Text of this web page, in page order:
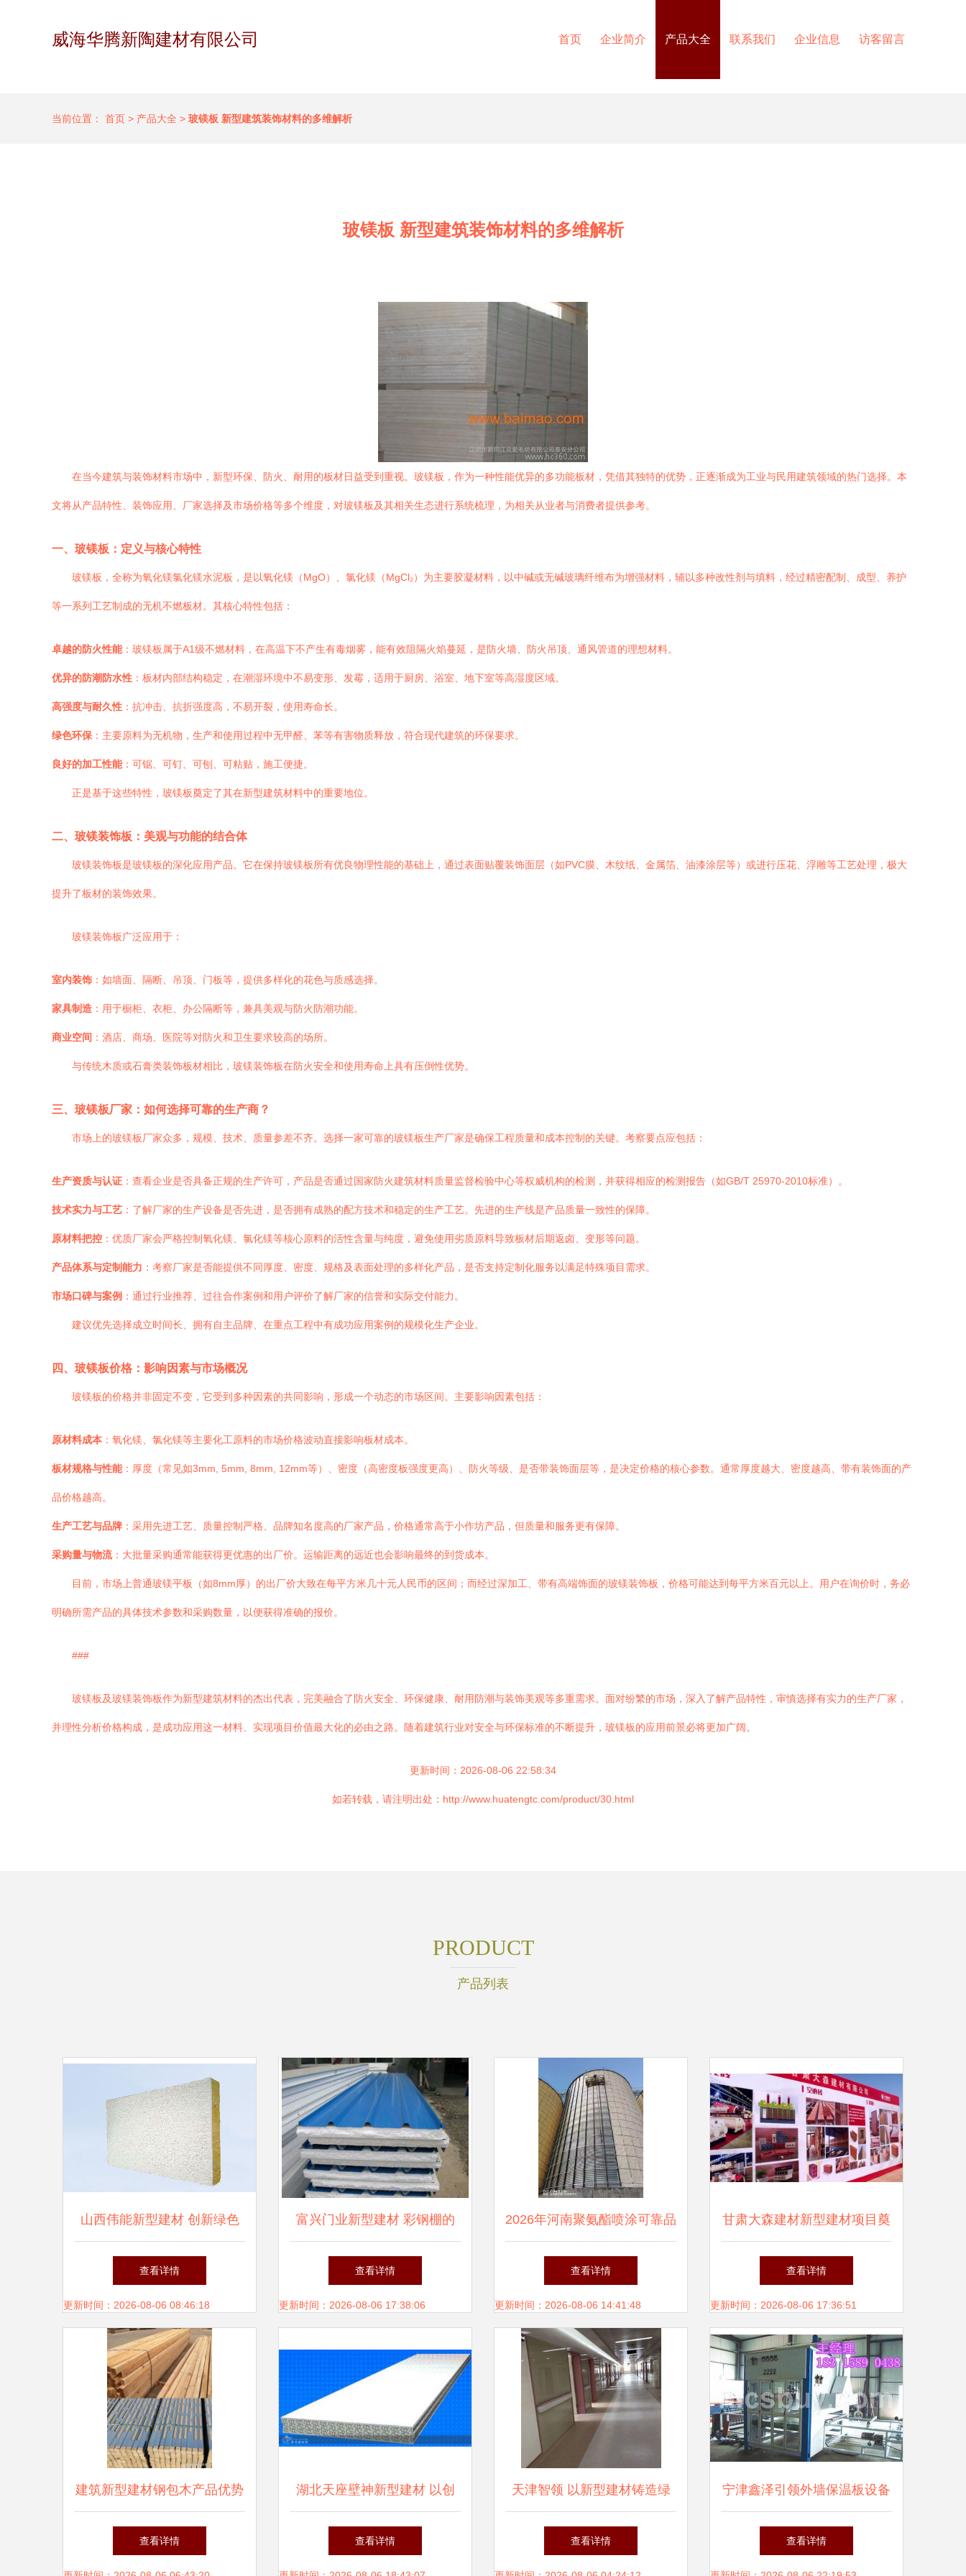
威海华腾新陶建材有限公司 首页 企业简介 产品大全 联系我们 企业信息 访客留言
当前位置： 首页 > 产品大全 > 玻镁板 新型建筑装饰材料的多维解析
玻镁板 新型建筑装饰材料的多维解析
在当今建筑与装饰材料市场中，新型环保、防火、耐用的板材日益受到重视。玻镁板，作为一种性能优异的多功能板材，凭借其独特的优势，正逐渐成为工业与民用建筑领域的热门选择。本
文将从产品特性、装饰应用、厂家选择及市场价格等多个维度，对玻镁板及其相关生态进行系统梳理，为相关从业者与消费者提供参考。
一、玻镁板：定义与核心特性
玻镁板，全称为氧化镁氯化镁水泥板，是以氧化镁（MgO）、氯化镁（MgCl₂）为主要胶凝材料，以中碱或无碱玻璃纤维布为增强材料，辅以多种改性剂与填料，经过精密配制、成型、养护
等一系列工艺制成的无机不燃板材。其核心特性包括：
卓越的防火性能：玻镁板属于A1级不燃材料，在高温下不产生有毒烟雾，能有效阻隔火焰蔓延，是防火墙、防火吊顶、通风管道的理想材料。
优异的防潮防水性 ：板材内部结构稳定，在潮湿环境中不易变形、发霉，适用于厨房、浴室、地下室等高湿度区域。
高强度与耐久性 ：抗冲击、抗折强度高，不易开裂，使用寿命长。
绿色环保 ：主要原料为无机物，生产和使用过程中无甲醛、苯等有害物质释放，符合现代建筑的环保要求。
良好的加工性能：可锯、可钉、可刨、可粘贴，施工便捷。
正是基于这些特性，玻镁板奠定了其在新型建筑材料中的重要地位。
二、玻镁装饰板：美观与功能的结合体
玻镁装饰板是玻镁板的深化应用产品。它在保持玻镁板所有优良物理性能的基础上，通过表面贴覆装饰面层（如PVC膜、木纹纸、金属箔、油漆涂层等）或进行压花、浮雕等工艺处理，极大
提升了板材的装饰效果。
玻镁装饰板广泛应用于：
室内装饰 ：如墙面、隔断、吊顶、门板等，提供多样化的花色与质感选择。
家具制造 ：用于橱柜、衣柜、办公隔断等，兼具美观与防火防潮功能。
商业空间 ：酒店、商场、医院等对防火和卫生要求较高的场所。
与传统木质或石膏类装饰板材相比，玻镁装饰板在防火安全和使用寿命上具有压倒性优势。
三、玻镁板厂家：如何选择可靠的生产商？
市场上的玻镁板厂家众多，规模、技术、质量参差不齐。选择一家可靠的玻镁板生产厂家是确保工程质量和成本控制的关键。考察要点应包括：
生产资质与认证 ：查看企业是否具备正规的生产许可，产品是否通过国家防火建筑材料质量监督检验中心等权威机构的检测，并获得相应的检测报告（如GB/T 25970-2010标准）。
技术实力与工艺 ：了解厂家的生产设备是否先进，是否拥有成熟的配方技术和稳定的生产工艺。先进的生产线是产品质量一致性的保障。
原材料把控 ：优质厂家会严格控制氧化镁、氯化镁等核心原料的活性含量与纯度，避免使用劣质原料导致板材后期返卤、变形等问题。
产品体系与定制能力 ：考察厂家是否能提供不同厚度、密度、规格及表面处理的多样化产品，是否支持定制化服务以满足特殊项目需求。
市场口碑与案例 ：通过行业推荐、过往合作案例和用户评价了解厂家的信誉和实际交付能力。
建议优先选择成立时间长、拥有自主品牌、在重点工程中有成功应用案例的规模化生产企业。
四、玻镁板价格：影响因素与市场概况
玻镁板的价格并非固定不变，它受到多种因素的共同影响，形成一个动态的市场区间。主要影响因素包括：
原材料成本 ：氧化镁、氯化镁等主要化工原料的市场价格波动直接影响板材成本。
板材规格与性能：厚度（常见如3mm, 5mm, 8mm, 12mm等）、密度（高密度板强度更高）、防火等级、是否带装饰面层等，是决定价格的核心参数。通常厚度越大、密度越高、带有装饰面的产
品价格越高。
生产工艺与品牌 ：采用先进工艺、质量控制严格、品牌知名度高的厂家产品，价格通常高于小作坊产品，但质量和服务更有保障。
采购量与物流：大批量采购通常能获得更优惠的出厂价。运输距离的远近也会影响最终的到货成本。
目前，市场上普通玻镁平板（如8mm厚）的出厂价大致在每平方米几十元人民币的区间；而经过深加工、带有高端饰面的玻镁装饰板，价格可能达到每平方米百元以上。用户在询价时，务必
明确所需产品的具体技术参数和采购数量，以便获得准确的报价。
###
玻镁板及玻镁装饰板作为新型建筑材料的杰出代表，完美融合了防火安全、环保健康、耐用防潮与装饰美观等多重需求。面对纷繁的市场，深入了解产品特性，审慎选择有实力的生产厂家，
并理性分析价格构成，是成功应用这一材料、实现项目价值最大化的必由之路。随着建筑行业对安全与环保标准的不断提升，玻镁板的应用前景必将更加广阔。
更新时间：2026-08-06 22:58:34
如若转载，请注明出处：http://www.huatengtc.com/product/30.html
PRODUCT
产品列表
山西伟能新型建材 创新绿色
建材，引领建筑未来
查看详情
更新时间：2026-08-06 08:46:18
富兴门业新型建材 彩钢棚的
多功能应用与未来之选
查看详情
更新时间：2026-08-06 17:38:06
2026年河南聚氨酯喷涂可靠品
牌选购全攻略 新型建筑材料
引领行业升级
查看详情
更新时间：2026-08-06 14:41:48
甘肃大森建材新型建材项目奠
基动工 绿色转型升级的新引
擎
查看详情
更新时间：2026-08-06 17:36:51
建筑新型建材钢包木产品优势
查看详情
湖北天座壁神新型建材 以创
新驱动新型建筑材料绿色发展
查看详情
天津智领 以新型建材铸造绿
色未来
查看详情
宁津鑫泽引领外墙保温板设备
新商机 绿色建材市场的价值
查看详情